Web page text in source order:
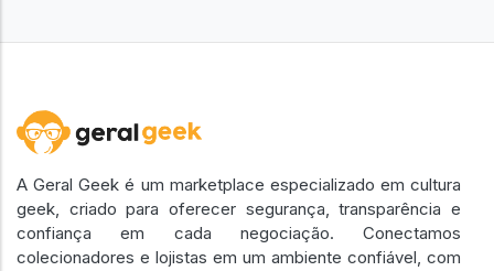
A Geral Geek é um marketplace especializado em cultura
geek, criado para oferecer segurança, transparência e